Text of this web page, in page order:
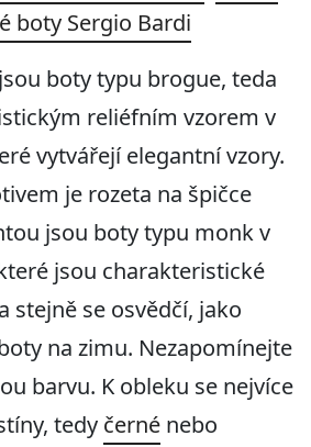
boty Sergio Bardi
boty typu brogue, teda
reliéfním vzorem v
vytvářejí elegantní vzory.
je rozeta na špičce
jsou boty typu monk v
jsou charakteristické
stejně se osvědčí, jako
na zimu. Nezapomínejte
barvu. K obleku se nejvíce
tedy černé nebo